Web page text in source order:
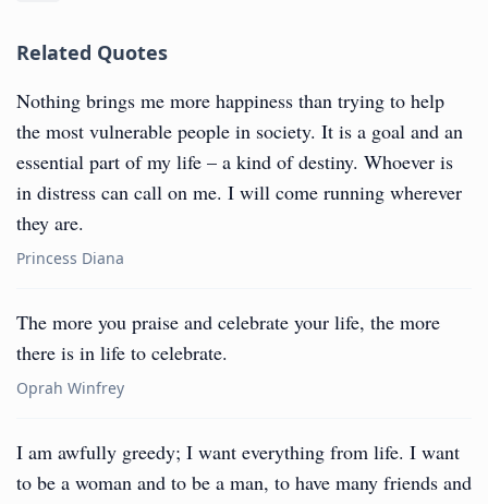
Related Quotes
Nothing brings me more happiness than trying to help
the most vulnerable people in society. It is a goal and an
essential part of my life – a kind of destiny. Whoever is
in distress can call on me. I will come running wherever
they are.
Princess Diana
The more you praise and celebrate your life, the more
there is in life to celebrate.
Oprah Winfrey
I am awfully greedy; I want everything from life. I want
to be a woman and to be a man, to have many friends and